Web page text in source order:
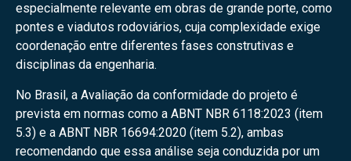
especialmente relevante em obras de grande porte, como
pontes e viadutos rodoviários, cuja complexidade exige
coordenação entre diferentes fases construtivas e
disciplinas da engenharia.
No Brasil, a Avaliação da conformidade do projeto é
prevista em normas como a ABNT NBR 6118:2023 (item
5.3) e a ABNT NBR 16694:2020 (item 5.2), ambas
recomendando que essa análise seja conduzida por um